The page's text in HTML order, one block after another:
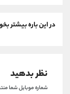
در این باره بیشتر
نظر بدهید
شماره موبایل شما